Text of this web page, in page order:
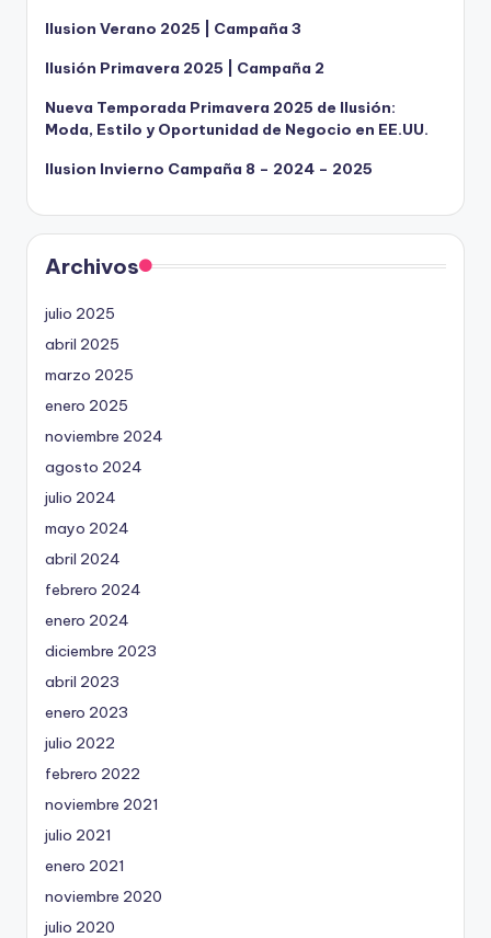
Ilusion Verano 2025 | Campaña 3
Ilusión Primavera 2025 | Campaña 2
Nueva Temporada Primavera 2025 de Ilusión:
Moda, Estilo y Oportunidad de Negocio en EE.UU.
Ilusion Invierno Campaña 8 – 2024 – 2025
Archivos
julio 2025
abril 2025
marzo 2025
enero 2025
noviembre 2024
agosto 2024
julio 2024
mayo 2024
abril 2024
febrero 2024
enero 2024
diciembre 2023
abril 2023
enero 2023
julio 2022
febrero 2022
noviembre 2021
julio 2021
enero 2021
noviembre 2020
julio 2020